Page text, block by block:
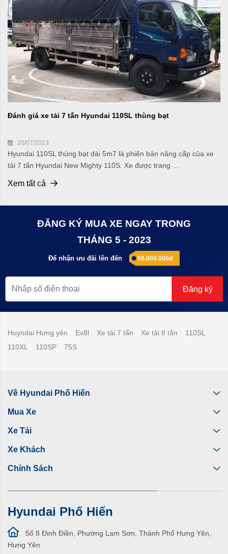
Đánh giá xe tải 7 tấn Hyundai 110SL thùng bạt
20/07/2023
Hyundai 110SL thùng bạt dài 5m7 là phiên bản nâng cấp của xe
tải 7 tấn Hyundai New Mighty 110S. Xe được trang ...
Xem tất cả
ĐĂNG KÝ MUA XE NGAY TRONG
THÁNG 5 - 2023
Để nhận ưu đãi lên đến 50.000.000đ
Đăng ký
Huyndai Hưng yên Ex8l Xe tải 7 tấn Xe tải 8 tấn
110SL
110XL
110SP 75S
Về Hyundai Phố Hiến
Mua Xe
Xe Tải
Xe Khách
Chính Sách
Hyundai Phố Hiến
Số 8 Đinh Điền, Phường Lam Sơn, Thành Phố Hưng Yên,
Hưng Yên